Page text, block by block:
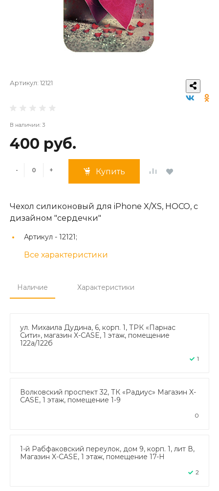
Артикул: 12121
В наличии: 3
400 руб.
- + Купить
Чехол силиконовый для iPhone X/XS, HOCO, с
дизайном "сердечки"
Артикул - 12121;
Все характеристики
Наличие Характеристики
ул. Михаила Дудина, 6, корп. 1, ТРК «Парнас
Сити», магазин X-CASE, 1 этаж, помещение
122а/122б
1
Волковский проспект 32, ТК «Радиус» Магазин X-
CASE, 1 этаж, помещение 1-9
0
1-й Рабфаковский переулок, дом 9, корп. 1, лит В,
Магазин X-CASE, 1 этаж, помещение 17-Н
2